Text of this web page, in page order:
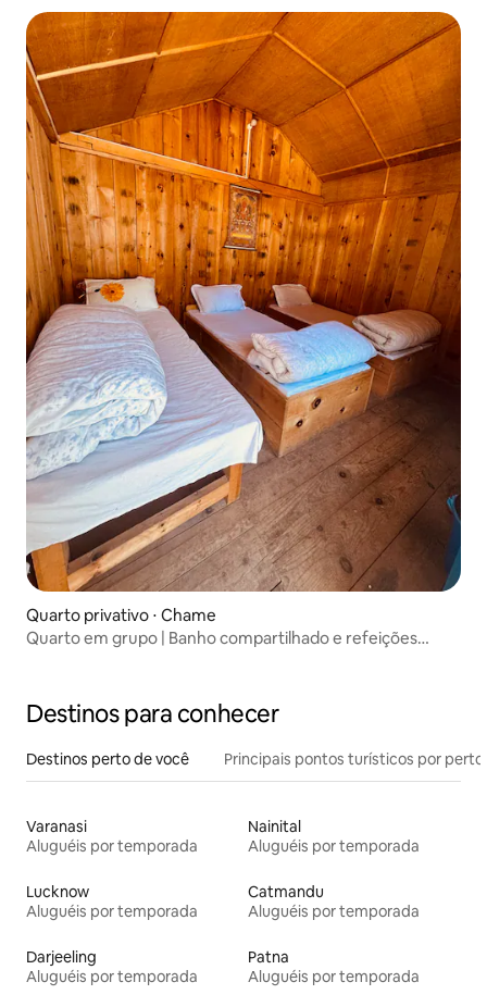
Quarto privativo ⋅ Chame
Quarto em grupo | Banho compartilhado e refeições
Destinos para conhecer
Destinos perto de você Principais pontos turísticos por perto
Varanasi
Aluguéis por temporada
Nainital
Aluguéis por temporada
Lucknow
Aluguéis por temporada
Catmandu
Aluguéis por temporada
Darjeeling
Aluguéis por temporada
Patna
Aluguéis por temporada